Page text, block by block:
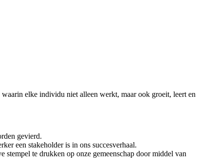
elke individu niet alleen werkt, maar ook groeit, leert en
gevierd.
een stakeholder is in ons succesverhaal.
stempel te drukken op onze gemeenschap door middel van